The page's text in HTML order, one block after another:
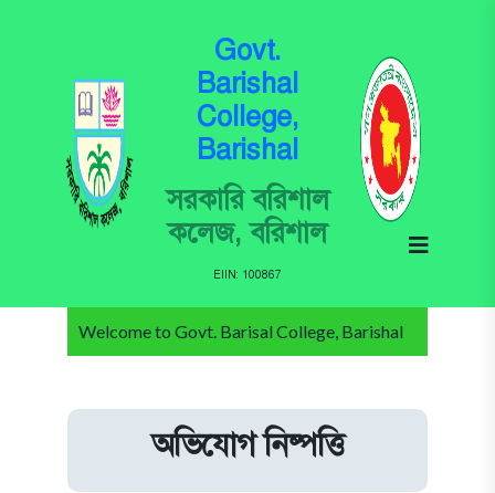
Govt.
Barishal
College,
Barishal
সরকারি বরিশাল
কলেজ, বরিশাল
EIIN: 100867
Welcome to Govt. Barisal College, Barishal
অভিযোগ নিষ্পত্তি